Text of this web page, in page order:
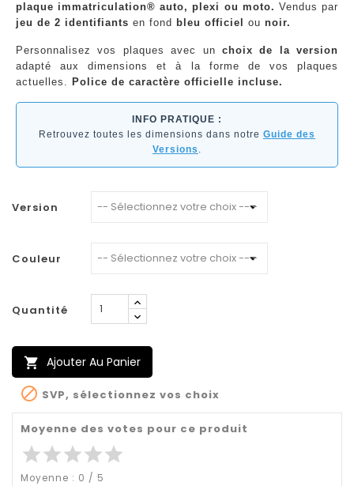
plaque immatriculation® auto, plexi ou moto. Vendus par
jeu de 2 identifiants en fond bleu officiel ou noir.
Personnalisez vos plaques avec un choix de la version
adapté aux dimensions et à la forme de vos plaques
actuelles. Police de caractère officielle incluse.
INFO PRATIQUE :
Retrouvez toutes les dimensions dans notre Guide des
Versions .
Version
Couleur
Quantité
 Ajouter Au Panier
 SVP, sélectionnez vos choix
Moyenne des votes pour ce produit
starstarstarstarstar
Moyenne : 0 / 5